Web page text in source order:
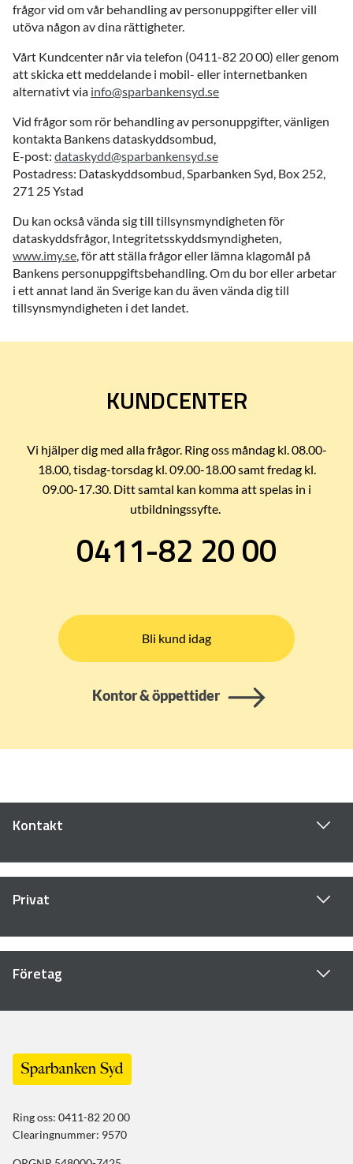
frågor vid om vår behandling av personuppgifter eller vill
utöva någon av dina rättigheter.
Vårt Kundcenter når via telefon (0411-82 20 00) eller genom
att skicka ett meddelande i mobil- eller internetbanken
alternativt via info@sparbankensyd.se
Vid frågor som rör behandling av personuppgifter, vänligen
kontakta Bankens dataskyddsombud,
E-post: dataskydd@sparbankensyd.se
Postadress: Dataskyddsombud, Sparbanken Syd, Box 252,
271 25 Ystad
Du kan också vända sig till tillsynsmyndigheten för
dataskyddsfrågor, Integritetsskyddsmyndigheten,
www.imy.se, för att ställa frågor eller lämna klagomål på
Bankens personuppgiftsbehandling. Om du bor eller arbetar
i ett annat land än Sverige kan du även vända dig till
tillsynsmyndigheten i det landet.
KUNDCENTER
Vi hjälper dig med alla frågor. Ring oss måndag kl. 08.00-
18.00, tisdag-torsdag kl. 09.00-18.00 samt fredag kl.
09.00-17.30. Ditt samtal kan komma att spelas in i
utbildningssyfte.
0411-82 20 00
Bli kund idag
Kontor & öppettider
Kontakt
Privat
Företag
Ring oss: 0411-82 20 00
Clearingnummer: 9570